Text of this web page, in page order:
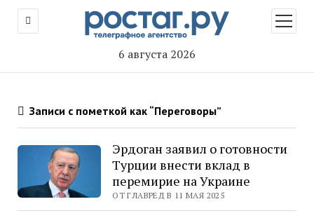
6 августа 2026
меню
Записи с пометкой как “Переговоры”
Эрдоган заявил о готовности
Турции внести вклад в
перемирие на Украине
ОТ ГЛАВРЕД В 11 МАЯ 2025